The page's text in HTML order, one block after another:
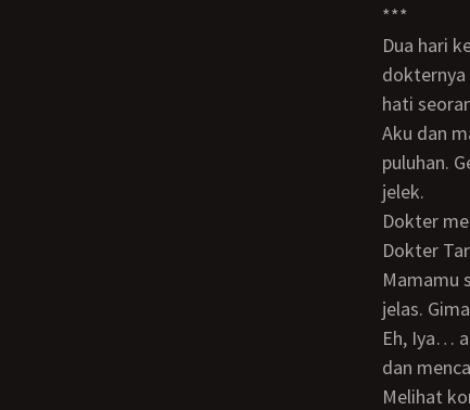
***
Dua hari kemudian kami duduk di ruang tunggu sebuah klinik. Saat masuk, ternyata
dokternya
hati
Aku dan mama duduk di kursi, menghadap bu dokter. Dokter itu kutaksir berusia lima
puluhan.
jelek.
Dokter melihat mama, kemudian aku. Selamat datang. Saya dr. Tari. Ini Yusup ya?
Dokter
Mamamu sudah cerita tentang keluhanmu. Namun sebaiknya kamu ceritakan lagi biar
jelas.
Eh, Iya… aku malu-malu. Lalu kuceritakan keluhanku. Sementara dokter mendengar
dan
Melihat kondisimu yang masih muda, terdapat pelbagai macam kemungkinan, dokter